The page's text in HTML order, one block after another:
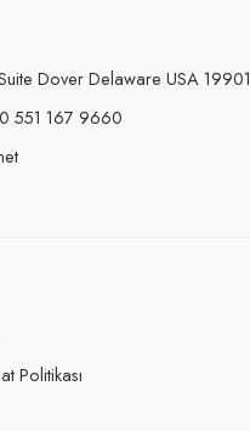
Dover Delaware USA 19901
551 167 9660
Politikası